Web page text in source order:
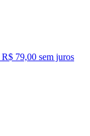
R$ 79,00 sem juros